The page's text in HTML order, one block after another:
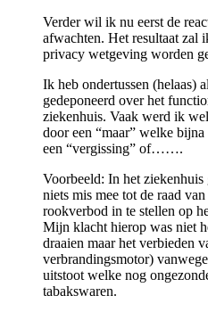
Verder wil ik nu eerst de
afwachten. Het resultaat zal
privacy wetgeving worden
Ik heb ondertussen (helaas)
gedeponeerd over het
ziekenhuis. Vaak werd ik
door een “maar” welke
een “vergissing” of…….
Voorbeeld: In het
niets mis mee tot de raad
rookverbod in te stellen op
Mijn klacht hierop was niet
draaien maar het verbieden
verbrandingsmotor)
uitstoot welke nog
tabakswaren.